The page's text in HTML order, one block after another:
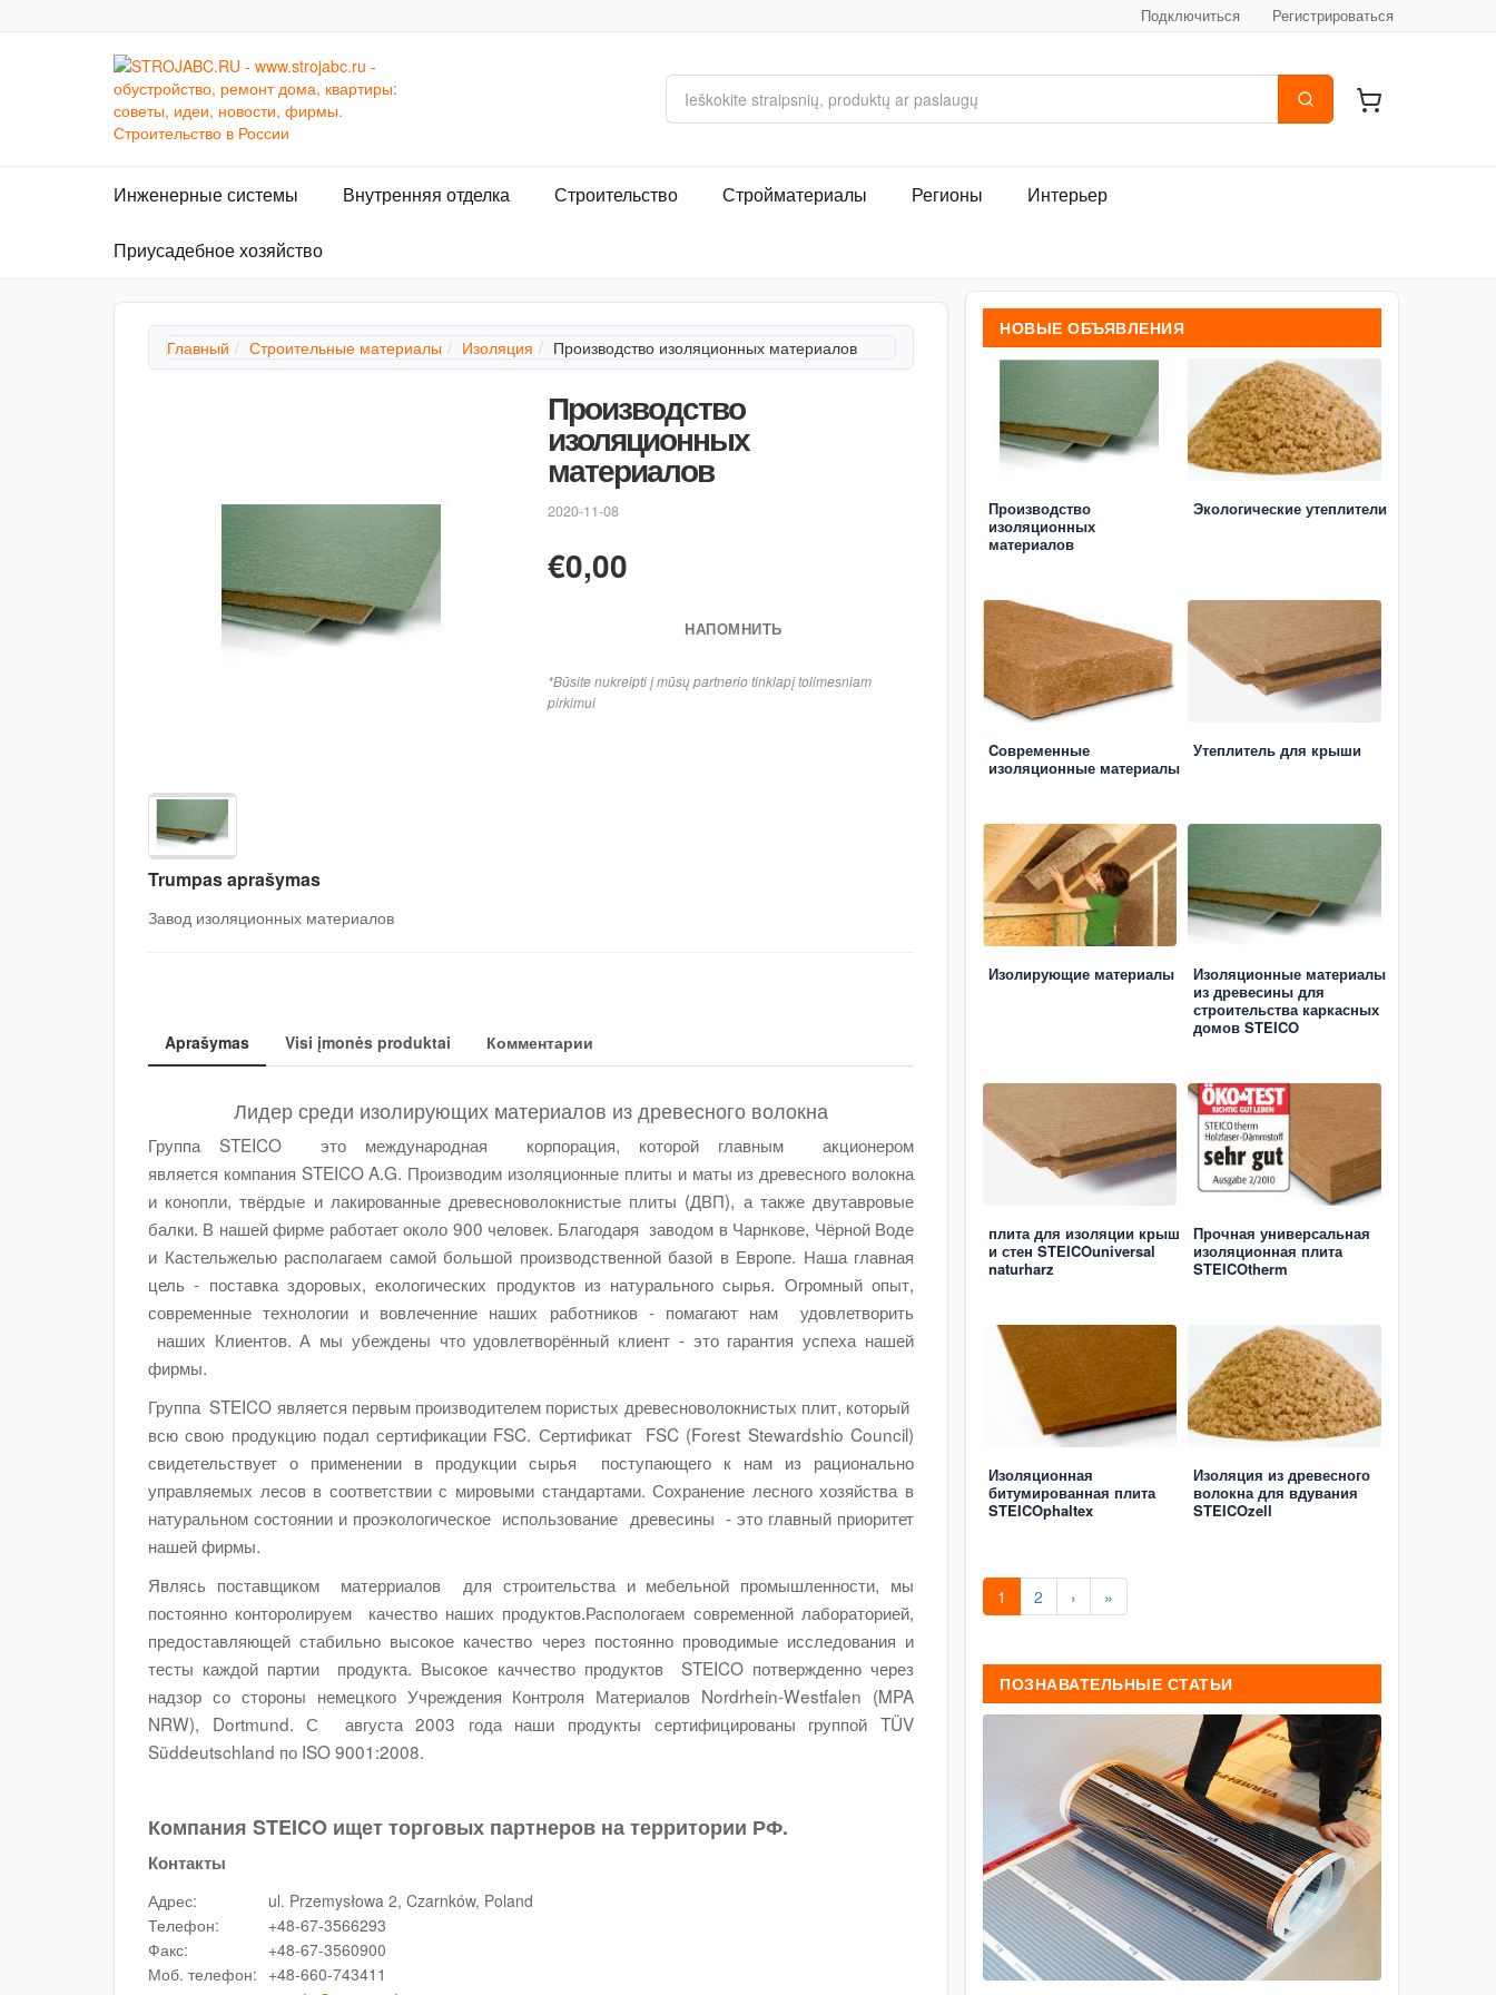
Подключиться Регистрироваться
Инженерные системы Внутренняя отделка Строительство Стройматериалы Регионы Интерьер
Приусадебное хозяйство
Главный Строительные материалы Изоляция Производство изоляционных материалов
Производство
изоляционных
материалов
2020-11-08
€0,00
НАПОМНИТЬ
*Būsite nukreipti į mūsų partnerio tinklapį tolimesniam
pirkimui
Trumpas aprašymas
Завод изоляционных материалов
Aprašymas Visi įmonės produktai Комментарии
Лидер среди изолирующих материалов из древесного волокна
Группа STEICO это международная корпорация, которой главным акционером
является компания STEICO A.G. Производим изоляционные плиты и маты из древесного волокна
и конопли, твёрдые и лакированные древесноволокнистые плиты (ДВП), а также двутавровые
балки. В нашей фирме работает около 900 человек. Благодаря заводом в Чарнкове, Чёрной Воде
и Кастельжелью располагаем самой большой производственной базой в Европе. Наша главная
цель - поставка здоровых, екологических продуктов из натурального сырья. Огромный опыт,
современные технологии и вовлеченние наших работников - помагают нам удовлетворить
наших Клиентов. А мы убеждены что удовлетворённый клиент - это гарантия успеха нашей
фирмы.
Группа STEICO является первым производителем пористых древесноволокнистых плит, который
всю свою продукцию подал сертификации FSC. Сертификат FSC (Forest Stewardshio Council)
свидетельствует о применении в продукции сырья поступающего к нам из рационально
управляемых лесов в соответствии с мировыми стандартами. Сохранение лесного хозяйства в
натуральном состоянии и проэкологическое использование древесины - это главный приоритет
нашей фирмы.
Являсь поставщиком матерриалов для строительства и мебельной промышленности, мы
постоянно конторолируем качество наших продуктов.Распологаем современной лабораторией,
предоставляющей стабильно высокое качество через постоянно проводимые исследования и
тесты каждой партии продукта. Высокое каччество продуктов STEICO потвержденно через
надзор со стороны немецкого Учреждения Контроля Материалов Nordrhein-Westfalen (MPA
NRW), Dortmund. С августа 2003 года наши продукты сертифицированы группой TÜV
Süddeutschland по ISO 9001:2008.
Компания STEICO ищет торговых партнеров на территории РФ.
Контакты
Адрес:
ul. Przemysłowa 2, Czarnków, Poland
Телефон:
+48-67-3566293
Факс:
+48-67-3560900
Моб. телефон: +48-660-743411
НОВЫЕ ОБЪЯВЛЕНИЯ
Производство
изоляционных
материалов
Экологические утеплители
Cовременные
изоляционные материалы
Утеплитель для крыши
Изолирующие материалы
Изоляционные материалы
из древесины для
строительства каркасных
домов STEICO
плита для изоляции крыш
и стен STEICOuniversal
naturharz
Прочная универсальная
изоляционная плита
STEICOtherm
Изоляционная
битумированная плита
STEICOphaltex
Изоляция из древесного
волокна для вдувания
STEICOzell
1 2 › »
ПОЗНАВАТЕЛЬНЫЕ СТАТЬИ